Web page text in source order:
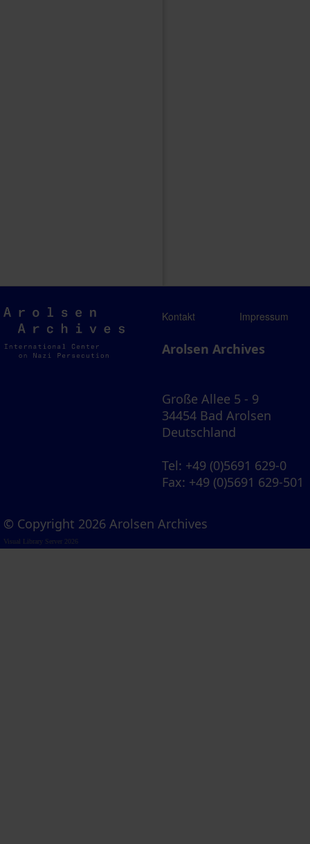
Arolsen
Archives
Kontakt Impressum
Arolsen Archives
Große Allee 5 - 9
34454 Bad Arolsen
Deutschland
Tel: +49 (0)5691 629-0
Fax: +49 (0)5691 629-501
© Copyright 2026 Arolsen Archives
Visual Library Server 2026